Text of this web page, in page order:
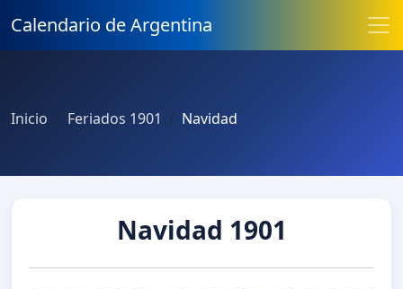
Calendario de Argentina
Inicio Feriados 1901 Navidad
Navidad 1901